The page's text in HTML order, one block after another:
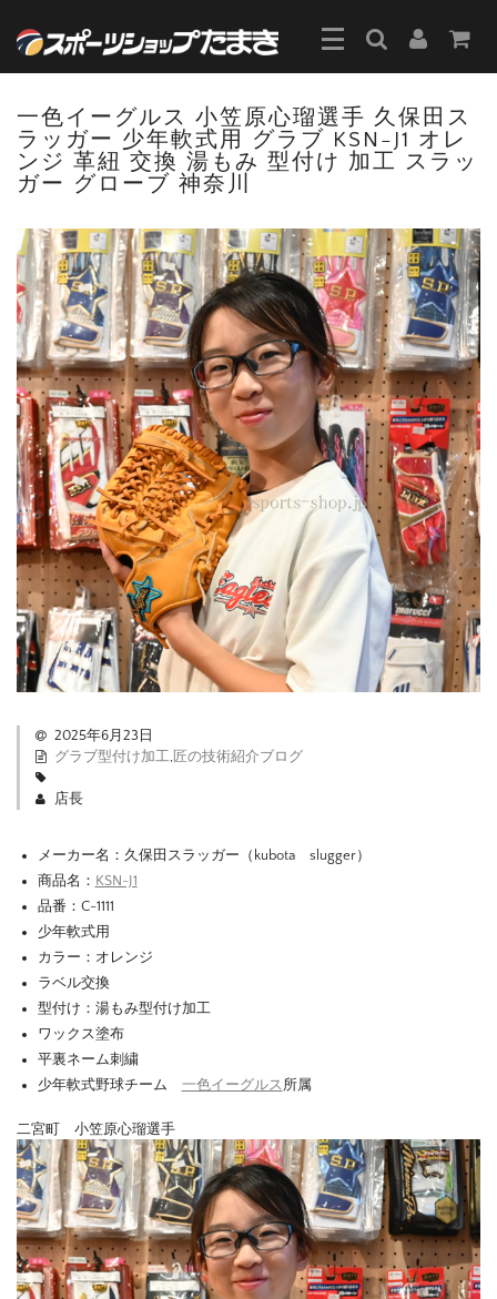
一色イーグルス 小笠原心瑠選手 久保田ス
ラッガー 少年軟式用 グラブ KSN-J1 オレ
ンジ 革紐 交換 湯もみ 型付け 加工 スラッ
ガー グローブ 神奈川
2025年6月23日
グラブ型付け加工, 匠の技術紹介ブログ
店長
メーカー名：久保田スラッガー（kubota slugger）
商品名： KSN-J1
品番：C-1111
少年軟式用
カラー：オレンジ
ラベル交換
型付け：湯もみ型付け加工
ワックス塗布
平裏ネーム刺繍
少年軟式野球チーム 一色イーグルス 所属
二宮町 小笠原心瑠選手